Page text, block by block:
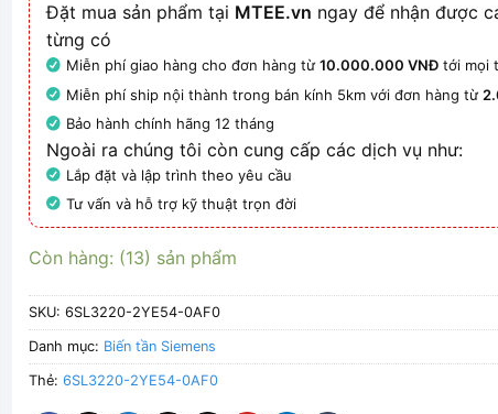
Đặt mua sản phẩm tại MTEE.vn ngay để nhận được
từng có
Miễn phí giao hàng cho đơn hàng từ10.000.000 VNĐ tới mọi
Miễn phí ship nội thành trong bán kính 5km với đơn hàng từ
Bảo hành chính hãng 12 tháng
Ngoài ra chúng tôi còn cung cấp các dịch vụ như:
Lắp đặt và lập trình theo yêu cầu
Tư vấn và hỗ trợ kỹ thuật trọn đời
Còn hàng: (13) sản phẩm
SKU:6SL3220-2YE54-0AF0
Danh mục: Biến tần Siemens
Thẻ:6SL3220-2YE54-0AF0